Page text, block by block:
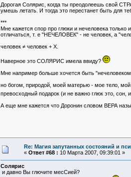
Дорогая Солярис, когда ты преодолеешь свой
умешь летать. И тогда это перестанет быть для
***
Мне кажется спор про глюки и нечеловека только
отличаться, т. е "НЕЧЕЛОВЕК" - не человек, а
человек ≠ человек + X.
Наверное это СОЛЯРИС имела ввиду?
Мне например больше хочется быть
но богом, природой, моей матерью - мое тело,
превосходный подарок (и не важно глюк это,
А еще мне кажется что Доронин словом ВЕРА
Re: Магия запутанных состояний и
« Ответ #68 : 10 Марта 2007, 09:39:01 »
Солярис
и давно Вы глючите месСией?